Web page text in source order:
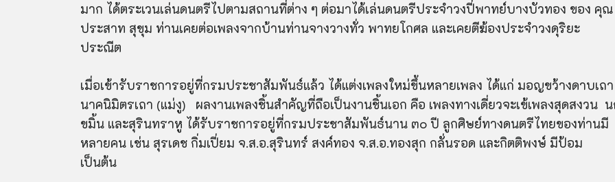
มาก ได้ตระเวนเล่นดนตรีไปตามสถานที่ต่าง ๆ ต่อมาได้เล่นดนตรีประจำวงปี่พาทย์บางบัวทอง ของ คุณ
ประสาท สุขุม ท่านเคยต่อเพลงจากบ้านท่านจางวางทั่ว พาทยโกศล และเคยตีฆ้องประจำวงดุริยะ
ประณีต
เมื่อเข้ารับราชการอยู่ที่กรมประชาสัมพันธ์แล้ว ได้แต่งเพลงใหม่ขึ้นหลายเพลง ได้แก่ มอญขว้างดาบเถา
นาคนิมิตรเถา (แม่งู) ผลงานเพลงชิ้นสำคัญที่ถือเป็นงานชิ้นเอก คือ เพลงทางเดี่ยวจะเข้เพลงสุดสงวน
ขมิ้น และสุรินทราหู ได้รับราชการอยู่ที่กรมประชาสัมพันธ์นาน ๓๐ ปี ลูกศิษย์ทางดนตรีไทยของท่านมี
หลายคน เช่น สุรเดช กิ่มเปี่ยม จ.ส.อ.สุรินทร์ สงค์ทอง จ.ส.อ.ทองสุก กลั่นรอด และกิตติพงษ์ มีป้อม
เป็นต้น